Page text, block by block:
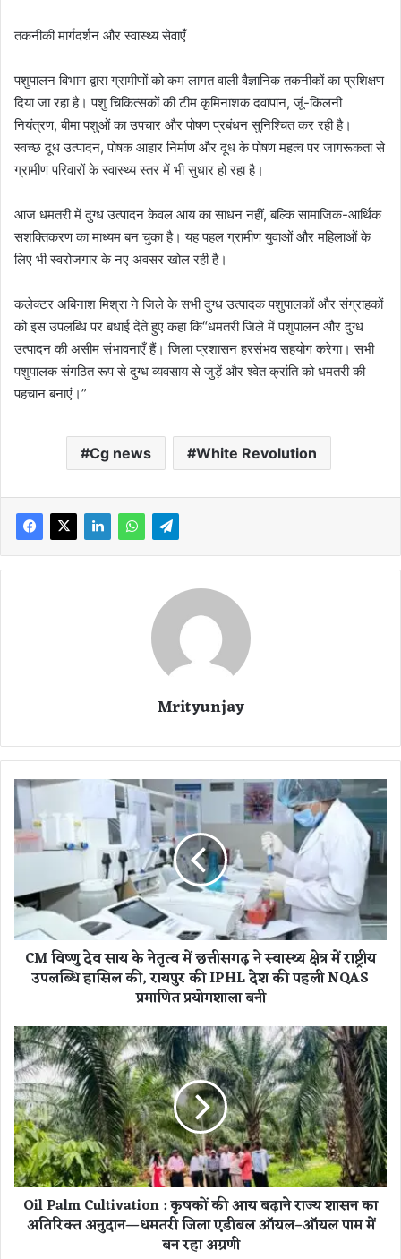
तकनीकी मार्गदर्शन और स्वास्थ्य सेवाएँ
पशुपालन विभाग द्वारा ग्रामीणों को कम लागत वाली वैज्ञानिक तकनीकों का प्रशिक्षण
दिया जा रहा है। पशु चिकित्सकों की टीम कृमिनाशक दवापान, जूं-किलनी
नियंत्रण, बीमा पशुओं का उपचार और पोषण प्रबंधन सुनिश्चित कर रही है।
स्वच्छ दूध उत्पादन, पोषक आहार निर्माण और दूध के पोषण महत्व पर जागरूकता से
ग्रामीण परिवारों के स्वास्थ्य स्तर में भी सुधार हो रहा है।
आज धमतरी में दुग्ध उत्पादन केवल आय का साधन नहीं, बल्कि सामाजिक-आर्थिक
सशक्तिकरण का माध्यम बन चुका है। यह पहल ग्रामीण युवाओं और महिलाओं के
लिए भी स्वरोजगार के नए अवसर खोल रही है।
कलेक्टर अबिनाश मिश्रा ने जिले के सभी दुग्ध उत्पादक पशुपालकों और संग्राहकों
को इस उपलब्धि पर बधाई देते हुए कहा कि“धमतरी जिले में पशुपालन और दुग्ध
उत्पादन की असीम संभावनाएँ हैं। जिला प्रशासन हरसंभव सहयोग करेगा। सभी
पशुपालक संगठित रूप से दुग्ध व्यवसाय से जुड़ें और श्वेत क्रांति को धमतरी की
पहचान बनाएं।”
Cg news White Revolution
Mrityunjay
C
M
वि
ष्णु
सा
य
के
छ
त्ती
स
ग
ढ़
ने
स्वा
स्थ्य
क्षे
त्र
CM विष्णु देव साय के नेतृत्व में छत्तीसगढ़ ने स्वास्थ्य क्षेत्र में राष्ट्रीय
उपलब्धि हासिल की, रायपुर की IPHL देश की पहली NQAS
प्रमाणित प्रयोगशाला बनी
O
i
l
P
a
l
m
C
u
Oil Palm Cultivation : कृषकों की आय बढ़ाने राज्य शासन का
अतिरिक्त अनुदान—धमतरी जिला एडीबल ऑयल–ऑयल पाम में
बन रहा अग्रणी